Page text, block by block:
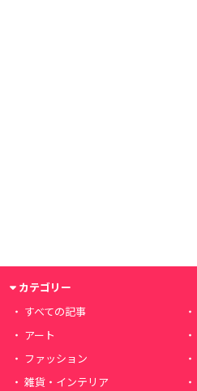
カテゴリー
すべての記事
アート
ファッション
雑貨・インテリア